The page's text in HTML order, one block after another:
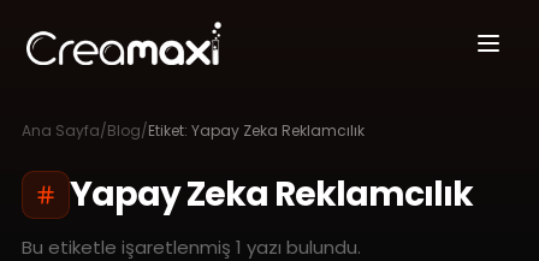
Ana Sayfa/Blog/Etiket: Yapay Zeka Reklamcılık
Yapay Zeka Reklamcılık
Bu etiketle işaretlenmiş 1 yazı bulundu.